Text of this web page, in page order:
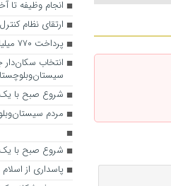
انجام وظیفه تا
ارتقای نظام
پرداخت ۷۷۰ میلیارد تومان بدهی بیمه سلامت
انتخاب
شروع صبح با
مردم
شروع صبح با
پاسداری از